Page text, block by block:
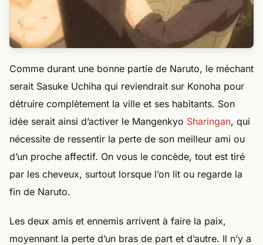
Comme durant une bonne partie de Naruto, le méchant
serait Sasuke Uchiha qui reviendrait sur Konoha pour
détruire complètement la ville et ses habitants. Son
idée serait ainsi d’activer le Mangenkyo Sharingan, qui
nécessite de ressentir la perte de son meilleur ami ou
d’un proche affectif. On vous le concède, tout est tiré
par les cheveux, surtout lorsque l’on lit ou regarde la
fin de Naruto.
Les deux amis et ennemis arrivent à faire la paix,
moyennant la perte d’un bras de part et d’autre. Il n’y a